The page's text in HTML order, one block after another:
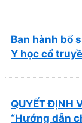
Ban hành bổ
Y học cổ
QUYẾT ĐỊNH
“Hướng dẫn